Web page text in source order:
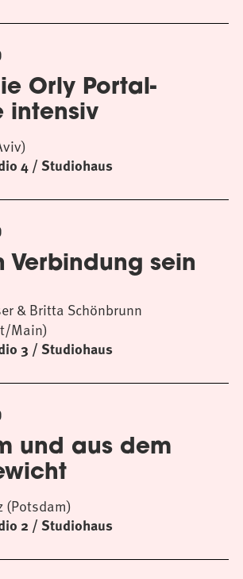
Orly Portal-
intensiv
4 / Studiohaus
Verbindung sein
3 / Studiohaus
& Britta Schönbrunn
Main)
und aus dem
2 / Studiohaus
(Potsdam)